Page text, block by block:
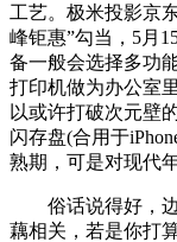
工艺。极米投影京
峰钜惠”勾当，5月
备一般会选择多功
打印机做为办公室
以或许打破次元壁
闪存盘(合用于
熟期，可是对现代
俗话说得好，边
藕相关，若是你打